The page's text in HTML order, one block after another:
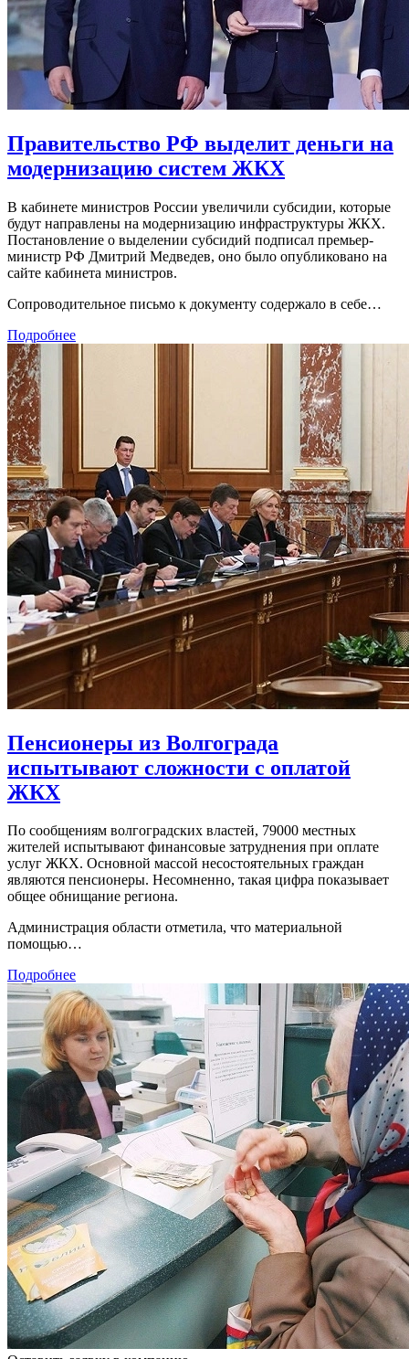
Правительство РФ выделит деньги на
модернизацию систем ЖКХ
В кабинете министров России увеличили субсидии, которые
будут направлены на модернизацию инфраструктуры ЖКХ.
Постановление о выделении субсидий подписал премьер-
министр РФ Дмитрий Медведев, оно было опубликовано на
сайте кабинета министров.
Сопроводительное письмо к документу содержало в себе…
Подробнее
Пенсионеры из Волгограда
испытывают сложности с оплатой
ЖКХ
По сообщениям волгоградских властей, 79000 местных
жителей испытывают финансовые затруднения при оплате
услуг ЖКХ. Основной массой несостоятельных граждан
являются пенсионеры. Несомненно, такая цифра показывает
общее обнищание региона.
Администрация области отметила, что материальной
помощью…
Подробнее